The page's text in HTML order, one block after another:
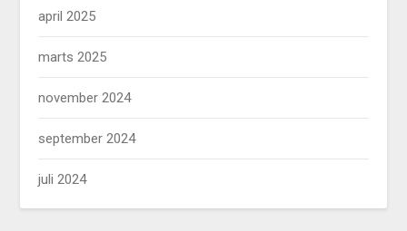
april 2025
marts 2025
november 2024
september 2024
juli 2024